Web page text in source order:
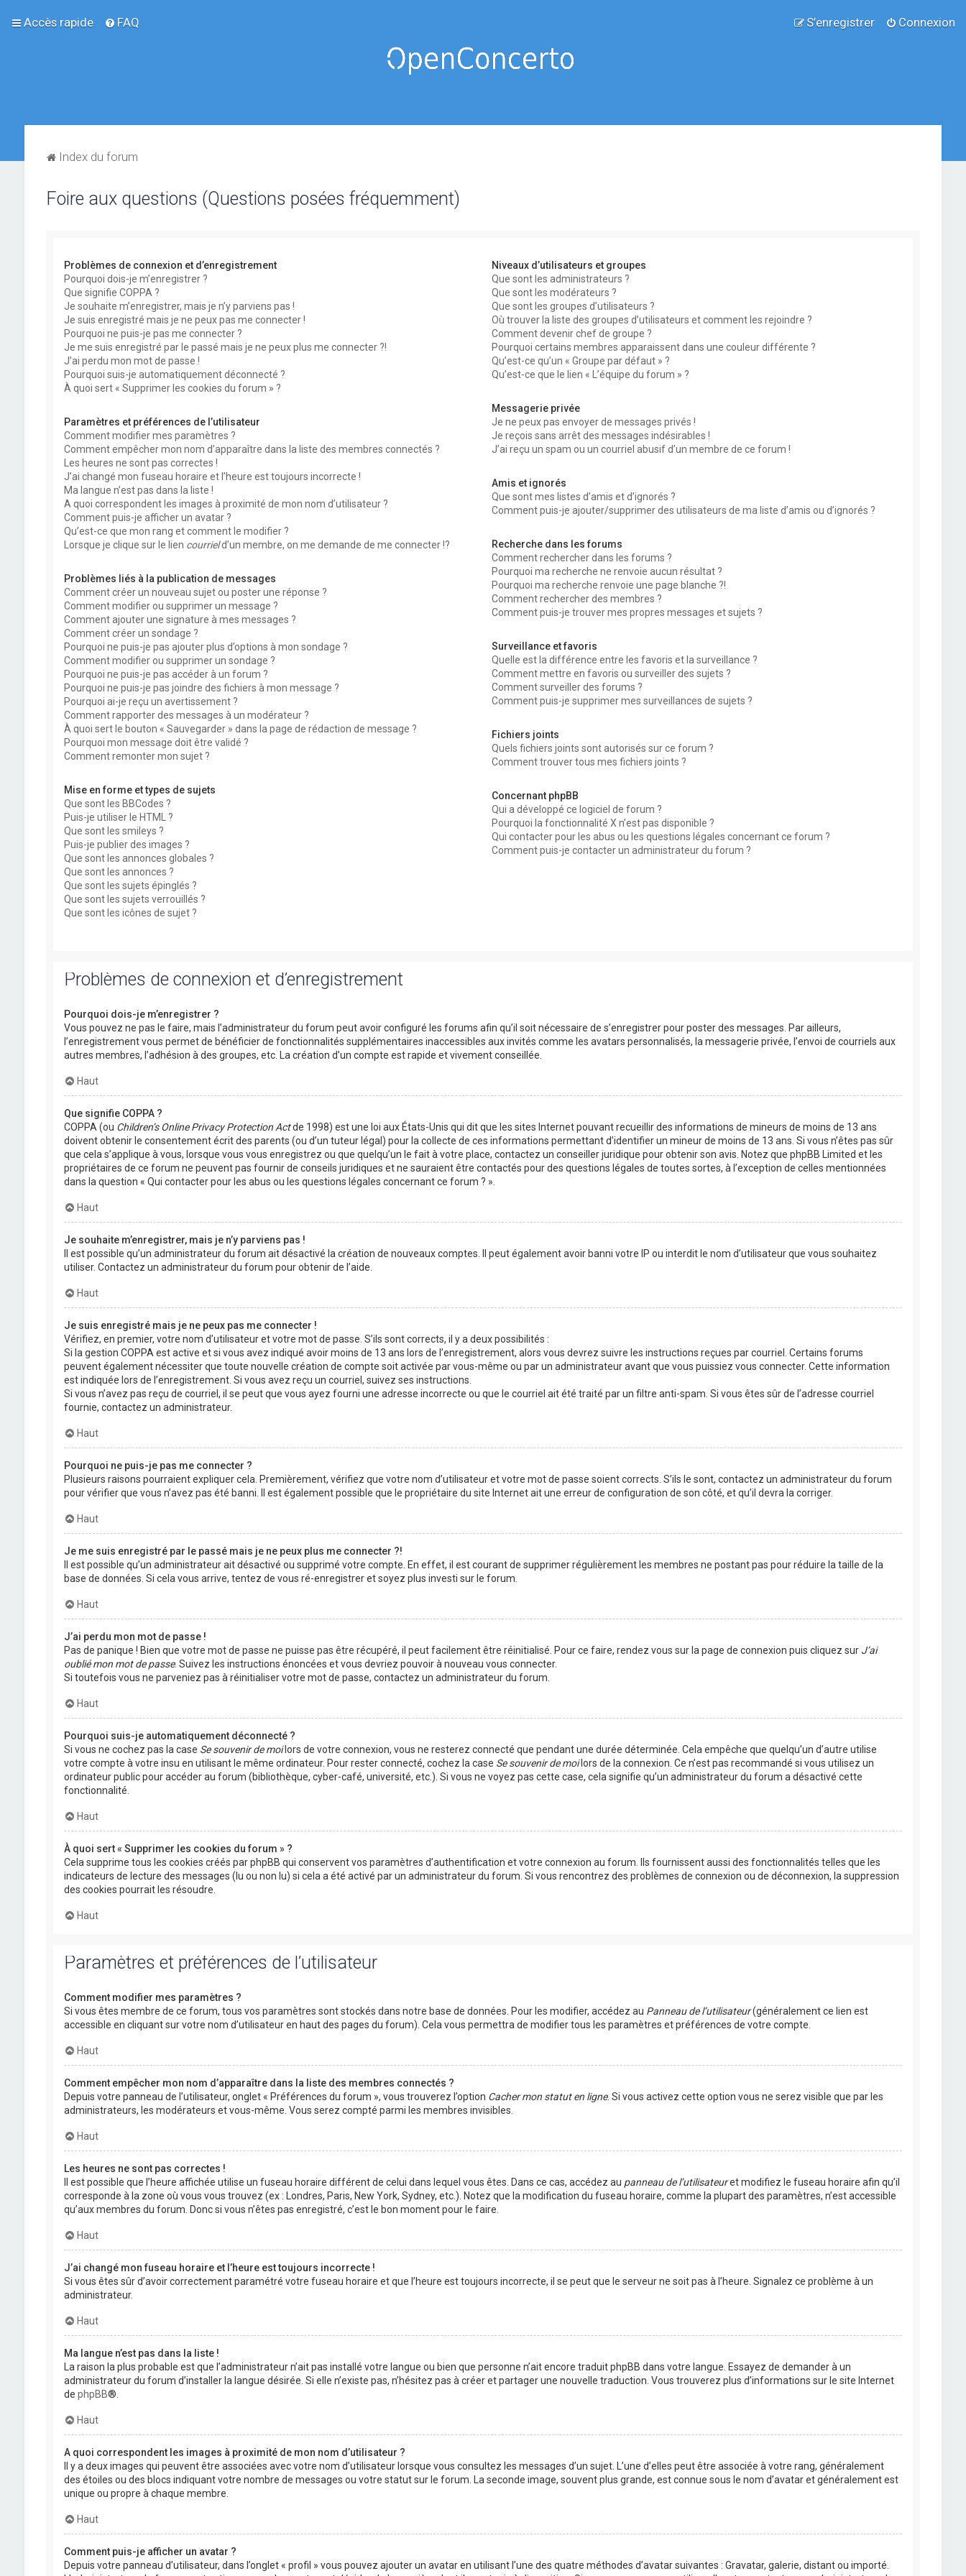
Accès rapide FAQ Connexion
S’enregistrer
Index du forum
Foire aux questions (Questions posées fréquemment)
Problèmes de connexion et d’enregistrement
Pourquoi dois-je m’enregistrer ?
Que signifie COPPA ?
Je souhaite m’enregistrer, mais je n’y parviens pas !
Je suis enregistré mais je ne peux pas me connecter !
Pourquoi ne puis-je pas me connecter ?
Je me suis enregistré par le passé mais je ne peux plus me connecter ?!
J’ai perdu mon mot de passe !
Pourquoi suis-je automatiquement déconnecté ?
À quoi sert « Supprimer les cookies du forum » ?
Paramètres et préférences de l’utilisateur
Comment modifier mes paramètres ?
Comment empêcher mon nom d’apparaître dans la liste des membres connectés ?
Les heures ne sont pas correctes !
J’ai changé mon fuseau horaire et l’heure est toujours incorrecte !
Ma langue n’est pas dans la liste !
A quoi correspondent les images à proximité de mon nom d’utilisateur ?
Comment puis-je afficher un avatar ?
Qu’est-ce que mon rang et comment le modifier ?
Lorsque je clique sur le lien courrield’un membre, on me demande de me connecter !?
Problèmes liés à la publication de messages
Comment créer un nouveau sujet ou poster une réponse ?
Comment modifier ou supprimer un message ?
Comment ajouter une signature à mes messages ?
Comment créer un sondage ?
Pourquoi ne puis-je pas ajouter plus d’options à mon sondage ?
Comment modifier ou supprimer un sondage ?
Pourquoi ne puis-je pas accéder à un forum ?
Pourquoi ne puis-je pas joindre des fichiers à mon message ?
Pourquoi ai-je reçu un avertissement ?
Comment rapporter des messages à un modérateur ?
À quoi sert le bouton « Sauvegarder » dans la page de rédaction de message ?
Pourquoi mon message doit être validé ?
Comment remonter mon sujet ?
Mise en forme et types de sujets
Que sont les BBCodes ?
Puis-je utiliser le HTML ?
Que sont les smileys ?
Puis-je publier des images ?
Que sont les annonces globales ?
Que sont les annonces ?
Que sont les sujets épinglés ?
Que sont les sujets verrouillés ?
Que sont les icônes de sujet ?
Niveaux d’utilisateurs et groupes
Que sont les administrateurs ?
Que sont les modérateurs ?
Que sont les groupes d’utilisateurs ?
Où trouver la liste des groupes d’utilisateurs et comment les rejoindre ?
Comment devenir chef de groupe ?
Pourquoi certains membres apparaissent dans une couleur différente ?
Qu’est-ce qu’un « Groupe par défaut » ?
Qu’est-ce que le lien « L’équipe du forum » ?
Messagerie privée
Je ne peux pas envoyer de messages privés !
Je reçois sans arrêt des messages indésirables !
J’ai reçu un spam ou un courriel abusif d’un membre de ce forum !
Amis et ignorés
Que sont mes listes d’amis et d’ignorés ?
Comment puis-je ajouter/supprimer des utilisateurs de ma liste d’amis ou d’ignorés ?
Recherche dans les forums
Comment rechercher dans les forums ?
Pourquoi ma recherche ne renvoie aucun résultat ?
Pourquoi ma recherche renvoie une page blanche ?!
Comment rechercher des membres ?
Comment puis-je trouver mes propres messages et sujets ?
Surveillance et favoris
Quelle est la différence entre les favoris et la surveillance ?
Comment mettre en favoris ou surveiller des sujets ?
Comment surveiller des forums ?
Comment puis-je supprimer mes surveillances de sujets ?
Fichiers joints
Quels fichiers joints sont autorisés sur ce forum ?
Comment trouver tous mes fichiers joints ?
Concernant phpBB
Qui a développé ce logiciel de forum ?
Pourquoi la fonctionnalité X n’est pas disponible ?
Qui contacter pour les abus ou les questions légales concernant ce forum ?
Comment puis-je contacter un administrateur du forum ?
Problèmes de connexion et d’enregistrement
Pourquoi dois-je m’enregistrer ?
Vous pouvez ne pas le faire, mais l’administrateur du forum peut avoir configuré les forums afin qu’il soit nécessaire de s’enregistrer pour poster des messages. Par ailleurs,
l’enregistrement vous permet de bénéficier de fonctionnalités supplémentaires inaccessibles aux invités comme les avatars personnalisés, la messagerie privée, l’envoi de courriels aux
autres membres, l’adhésion à des groupes, etc. La création d’un compte est rapide et vivement conseillée.
Haut
Que signifie COPPA ?
COPPA (ou Children’s Online Privacy Protection Actde 1998) est une loi aux États-Unis qui dit que les sites Internet pouvant recueillir des informations de mineurs de moins de 13 ans
doivent obtenir le consentement écrit des parents (ou d’un tuteur légal) pour la collecte de ces informations permettant d’identifier un mineur de moins de 13 ans. Si vous n’êtes pas sûr
que cela s’applique à vous, lorsque vous vous enregistrez ou que quelqu’un le fait à votre place, contactez un conseiller juridique pour obtenir son avis. Notez que phpBB Limited et les
propriétaires de ce forum ne peuvent pas fournir de conseils juridiques et ne sauraient être contactés pour des questions légales de toutes sortes, à l’exception de celles mentionnées
dans la question « Qui contacter pour les abus ou les questions légales concernant ce forum ? ».
Haut
Je souhaite m’enregistrer, mais je n’y parviens pas !
Il est possible qu’un administrateur du forum ait désactivé la création de nouveaux comptes. Il peut également avoir banni votre IP ou interdit le nom d’utilisateur que vous souhaitez
utiliser. Contactez un administrateur du forum pour obtenir de l’aide.
Haut
Je suis enregistré mais je ne peux pas me connecter !
Vérifiez, en premier, votre nom d’utilisateur et votre mot de passe. S’ils sont corrects, il y a deux possibilités :
Si la gestion COPPA est active et si vous avez indiqué avoir moins de 13 ans lors de l’enregistrement, alors vous devrez suivre les instructions reçues par courriel. Certains forums
peuvent également nécessiter que toute nouvelle création de compte soit activée par vous-même ou par un administrateur avant que vous puissiez vous connecter. Cette information
est indiquée lors de l’enregistrement. Si vous avez reçu un courriel, suivez ses instructions.
Si vous n’avez pas reçu de courriel, il se peut que vous ayez fourni une adresse incorrecte ou que le courriel ait été traité par un filtre anti-spam. Si vous êtes sûr de l’adresse courriel
fournie, contactez un administrateur.
Haut
Pourquoi ne puis-je pas me connecter ?
Plusieurs raisons pourraient expliquer cela. Premièrement, vérifiez que votre nom d’utilisateur et votre mot de passe soient corrects. S’ils le sont, contactez un administrateur du forum
pour vérifier que vous n’avez pas été banni. Il est également possible que le propriétaire du site Internet ait une erreur de configuration de son côté, et qu’il devra la corriger.
Haut
Je me suis enregistré par le passé mais je ne peux plus me connecter ?!
Il est possible qu’un administrateur ait désactivé ou supprimé votre compte. En effet, il est courant de supprimer régulièrement les membres ne postant pas pour réduire la taille de la
base de données. Si cela vous arrive, tentez de vous ré-enregistrer et soyez plus investi sur le forum.
Haut
J’ai perdu mon mot de passe !
Pas de panique ! Bien que votre mot de passe ne puisse pas être récupéré, il peut facilement être réinitialisé. Pour ce faire, rendez vous sur la page de connexion puis cliquez sur J’ai
oublié mon mot de passe. Suivez les instructions énoncées et vous devriez pouvoir à nouveau vous connecter.
Si toutefois vous ne parveniez pas à réinitialiser votre mot de passe, contactez un administrateur du forum.
Haut
Pourquoi suis-je automatiquement déconnecté ?
Si vous ne cochez pas la case Se souvenir de moilors de votre connexion, vous ne resterez connecté que pendant une durée déterminée. Cela empêche que quelqu’un d’autre utilise
votre compte à votre insu en utilisant le même ordinateur. Pour rester connecté, cochez la case Se souvenir de moilors de la connexion. Ce n’est pas recommandé si vous utilisez un
ordinateur public pour accéder au forum (bibliothèque, cyber-café, université, etc.). Si vous ne voyez pas cette case, cela signifie qu’un administrateur du forum a désactivé cette
fonctionnalité.
Haut
À quoi sert « Supprimer les cookies du forum » ?
Cela supprime tous les cookies créés par phpBB qui conservent vos paramètres d’authentification et votre connexion au forum. Ils fournissent aussi des fonctionnalités telles que les
indicateurs de lecture des messages (lu ou non lu) si cela a été activé par un administrateur du forum. Si vous rencontrez des problèmes de connexion ou de déconnexion, la suppression
des cookies pourrait les résoudre.
Haut
Paramètres et préférences de l’utilisateur
Comment modifier mes paramètres ?
Si vous êtes membre de ce forum, tous vos paramètres sont stockés dans notre base de données. Pour les modifier, accédez au Panneau de l’utilisateur(généralement ce lien est
accessible en cliquant sur votre nom d’utilisateur en haut des pages du forum). Cela vous permettra de modifier tous les paramètres et préférences de votre compte.
Haut
Comment empêcher mon nom d’apparaître dans la liste des membres connectés ?
Depuis votre panneau de l’utilisateur, onglet « Préférences du forum », vous trouverez l’option Cacher mon statut en ligne. Si vous activez cette option vous ne serez visible que par les
administrateurs, les modérateurs et vous-même. Vous serez compté parmi les membres invisibles.
Haut
Les heures ne sont pas correctes !
Il est possible que l’heure affichée utilise un fuseau horaire différent de celui dans lequel vous êtes. Dans ce cas, accédez au panneau de l’utilisateuret modifiez le fuseau horaire afin qu’il
corresponde à la zone où vous vous trouvez (ex : Londres, Paris, New York, Sydney, etc.). Notez que la modification du fuseau horaire, comme la plupart des paramètres, n’est accessible
qu’aux membres du forum. Donc si vous n’êtes pas enregistré, c’est le bon moment pour le faire.
Haut
J’ai changé mon fuseau horaire et l’heure est toujours incorrecte !
Si vous êtes sûr d’avoir correctement paramétré votre fuseau horaire et que l’heure est toujours incorrecte, il se peut que le serveur ne soit pas à l’heure. Signalez ce problème à un
administrateur.
Haut
Ma langue n’est pas dans la liste !
La raison la plus probable est que l’administrateur n’ait pas installé votre langue ou bien que personne n’ait encore traduit phpBB dans votre langue. Essayez de demander à un
administrateur du forum d’installer la langue désirée. Si elle n’existe pas, n’hésitez pas à créer et partager une nouvelle traduction. Vous trouverez plus d’informations sur le site Internet
de phpBB®.
Haut
A quoi correspondent les images à proximité de mon nom d’utilisateur ?
Il y a deux images qui peuvent être associées avec votre nom d’utilisateur lorsque vous consultez les messages d’un sujet. L’une d’elles peut être associée à votre rang, généralement
des étoiles ou des blocs indiquant votre nombre de messages ou votre statut sur le forum. La seconde image, souvent plus grande, est connue sous le nom d’avatar et généralement est
unique ou propre à chaque membre.
Haut
Comment puis-je afficher un avatar ?
Depuis votre panneau d’utilisateur, dans l’onglet « profil » vous pouvez ajouter un avatar en utilisant l’une des quatre méthodes d’avatar suivantes : Gravatar, galerie, distant ou importé.